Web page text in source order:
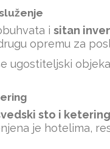
isitan
opremu za
ugostiteljski
sto i ketering
je hotelima,